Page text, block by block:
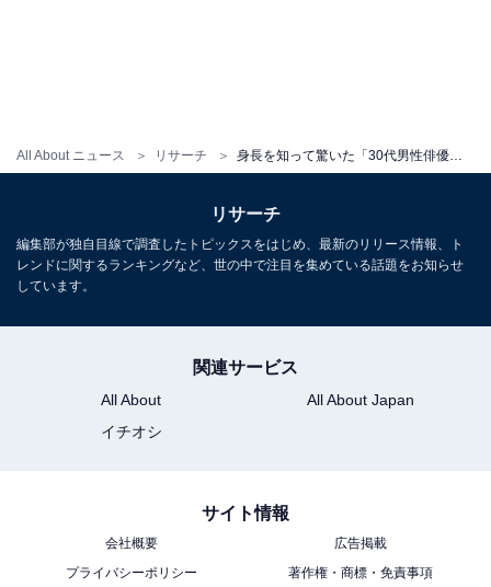
All About ニュース リサーチで見る
こちらもおすすめ
リサーチ
編集部が独自目線で調査したトピックスをはじめ、最新のリリース情報、ト
レンドに関するランキングなど、世の中で注目を集めている話題をお知らせ
しています。
関連サービス
All About
All About Japan
イチオシ
サイト情報
会社概要
広告掲載
プライバシーポリシー
著作権・商標・免責事項